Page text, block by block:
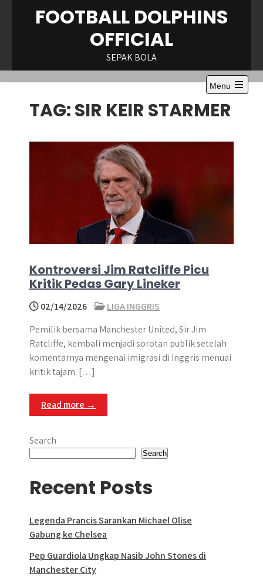
FOOTBALL DOLPHINS
OFFICIAL
SEPAK BOLA
Menu
Open
the
main
TAG:SIR KEIR STARMER
Kontroversi Jim Ratcliffe Picu
Kritik Pedas Gary Lineker
02/14/2026
LIGA INGGRIS
Pemilik bersama Manchester United, Sir Jim
Ratcliffe, kembali menjadi sorotan publik setelah
komentarnya mengenai imigrasi di Inggris menuai
kritik tajam. […]
Read more →
Search
Search
Recent Posts
Legenda Prancis Sarankan Michael Olise
Gabung ke Chelsea
Pep Guardiola Ungkap Nasib John Stones di
Manchester City